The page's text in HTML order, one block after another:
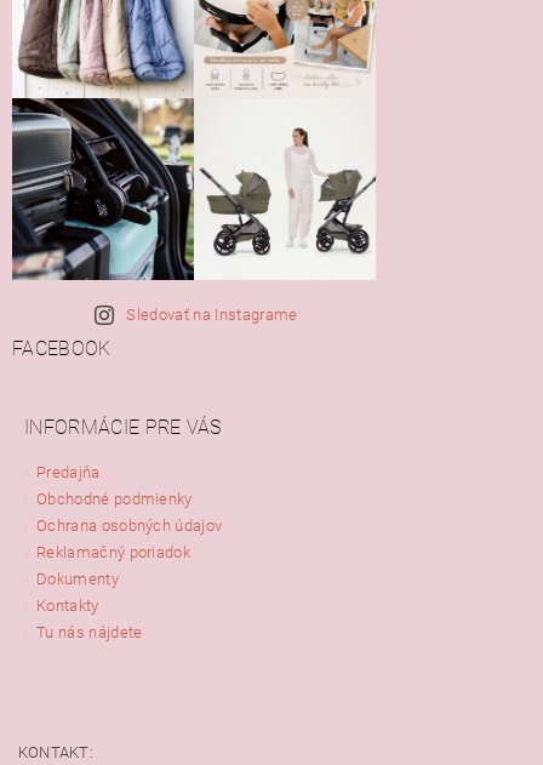
Sledovať na Instagrame
FACEBOOK
INFORMÁCIE PRE VÁS
Predajňa
Obchodné podmienky
Ochrana osobných údajov
Reklamačný poriadok
Dokumenty
Kontakty
Tu nás nájdete
KONTAKT: